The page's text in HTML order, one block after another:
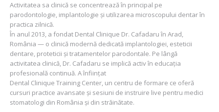
Activitatea sa clinică se concentrează în principal pe
parodontologie, implantologie și utilizarea microscopului dentar în
practica zilnică.
În anul 2013, a fondat Dental Clinique Dr. Cafadaru în Arad,
România — o clinică modernă dedicată implantologiei, esteticii
dentare, proteticii și tratamentelor parodontale. Pe lângă
activitatea clinică, Dr. Cafadaru se implică activ în educația
profesională continuă. A înființat
Dental Clinique Training Center, un centru de formare ce oferă
cursuri practice avansate și sesiuni de instruire live pentru medici
stomatologi din România și din străinătate.